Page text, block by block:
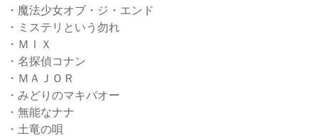
・魔法少女オブ・ジ・エンド
・ミステリという勿れ
・ＭＩＸ
・名探偵コナン
・ＭＡＪＯＲ
・みどりのマキバオー
・無能なナナ
・土竜の唄